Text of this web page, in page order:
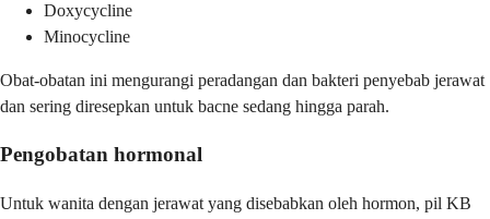
Doxycycline
Minocycline
Obat-obatan ini mengurangi peradangan dan bakteri penyebab jerawat
dan sering diresepkan untuk bacne sedang hingga parah.
Pengobatan hormonal
Untuk wanita dengan jerawat yang disebabkan oleh hormon, pil KB